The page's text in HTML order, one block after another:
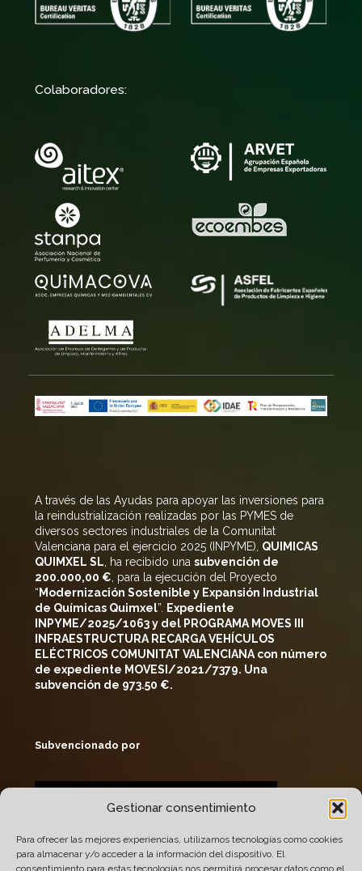
Gestionar consentimiento
Para ofrecer las mejores experiencias, utilizamos tecnologías como cookies
para almacenar y/o acceder a la información del dispositivo. El
consentimiento para estas tecnologías nos permitirá procesar datos como el
Colaboradores:
A través de las Ayudas para apoyar las inversiones para
la reindustrialización realizadas por las PYMES de
diversos sectores industriales de la Comunitat
Valenciana para el ejercicio 2025 (INPYME), QUIMICAS
QUIMXEL SL, ha recibido unasubvención de
200.000,00 €, para la ejecución del Proyecto
“ Modernización Sostenible y Expansión Industrial
de Químicas Quimxel”. Expediente
INPYME/2025/1063 y del PROGRAMA MOVES III
INFRAESTRUCTURA RECARGA VEHÍCULOS
ELÉCTRICOS COMUNITAT VALENCIANA con número
de expediente MOVESI/2021/7379. Una
subvención de 973.50 €.
Subvencionado por